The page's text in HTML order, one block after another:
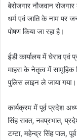
बेरोजगार नौजवान
धर्म एवं जाति के नाम पर
पोषण किया जा रहा है।
ईडी कार्यालय में घेराव
माहरा के नेतृत्व में सामूहिक
पुलिस लाइन ले जाया गया।
कार्यक्रम में पूर्व प्रदेश
सिंह रावत, नवप्रभात,
टम्टा, महेन्द्र सिंह पाल,